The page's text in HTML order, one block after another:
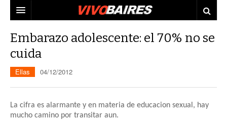
PAÍS
CONURBANO
ECONOMÍA
AGENDA
MUNDO
Embarazo adolescente: el 70% no se
cuida
Ellas 04/12/2012
La cifra es alarmante y en materia de educacion sexual, hay
mucho camino por transitar aun.